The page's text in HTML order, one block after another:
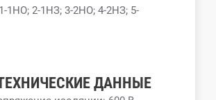
1НО; 2-1НЗ; 3-2НО; 4-2НЗ; 5-
ДАННЫЕ